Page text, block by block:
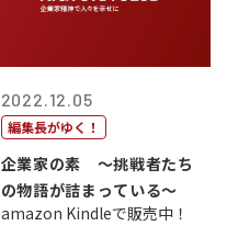
2022.12.05
編集長がゆく！
企業家の素 〜挑戦者たち
の物語が詰まっている〜
amazon Kindleで販売中！